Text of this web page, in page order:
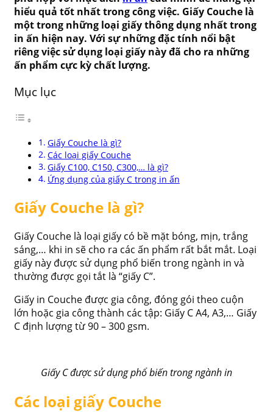
hiểu quả tốt nhất trong công việc. Giấy Couche là
một trong những loại giấy thông dụng nhất trong
in ấn hiện nay. Với sự những đặc tính nổi bật
riêng việc sử dụng loại giấy này đã cho ra những
ấn phẩm cực kỳ chất lượng.
Mục lục
Giấy Couche là gì?
Các loại giấy Couche
Giấy C100, C150, C300,… là gì?
Ứng dụng của giấy C trong in ấn
Giấy Couche là gì?
Giấy Couche là loại giấy có bề mặt bóng, mịn, trắng
sáng,… khi in sẽ cho ra các ấn phẩm rất bắt mắt. Loại
giấy này được sử dụng phổ biến trong ngành in và
thường được gọi tắt là “giấy C”.
Giấy in Couche được gia công, đóng gói theo cuộn
lớn hoặc gia công thành các tập: Giấy C A4, A3,… Giấy
C định lượng từ 90 – 300 gsm.
Giấy C được sử dụng phổ biến trong ngành in
Các loại giấy Couche